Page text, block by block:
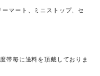
マート、ミニストップ、セ
帯毎に送料を頂戴しておりま